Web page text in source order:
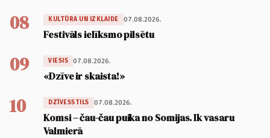
08 KULTŪRA UN IZKLAIDE 07.08.2026.
Festivāls ielīksmo pilsētu
09 VIESIS 07.08.2026.
«Dzīve ir skaista!»
10 DZĪVESSTILS 07.08.2026.
Komsi – čau-čau puika no Somijas. Ik vasaru
Valmierā